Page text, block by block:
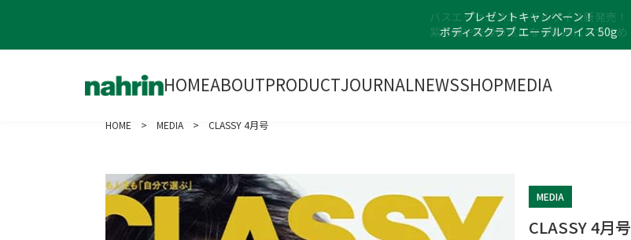
プレゼントキャンペーン！
ボディスクラブ エーデルワイス 50g
HOMEABOUTPRODUCTJOURNALNEWSSHOPMEDIA
HOME >MEDIA > CLASSY 4月号
MEDIA
CLASSY 4月号